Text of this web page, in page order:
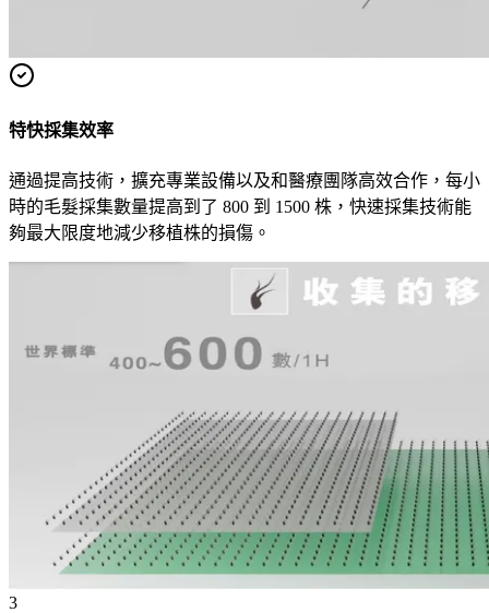
特快採集效率
通過提高技術，擴充專業設備以及和醫療團隊高效合作，每小
時的毛髮採集數量提高到了 800 到 1500 株，快速採集技術能
夠最大限度地減少移植株的損傷。
3